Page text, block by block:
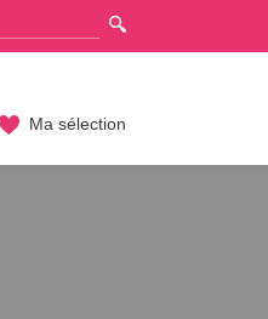
Ma sélection